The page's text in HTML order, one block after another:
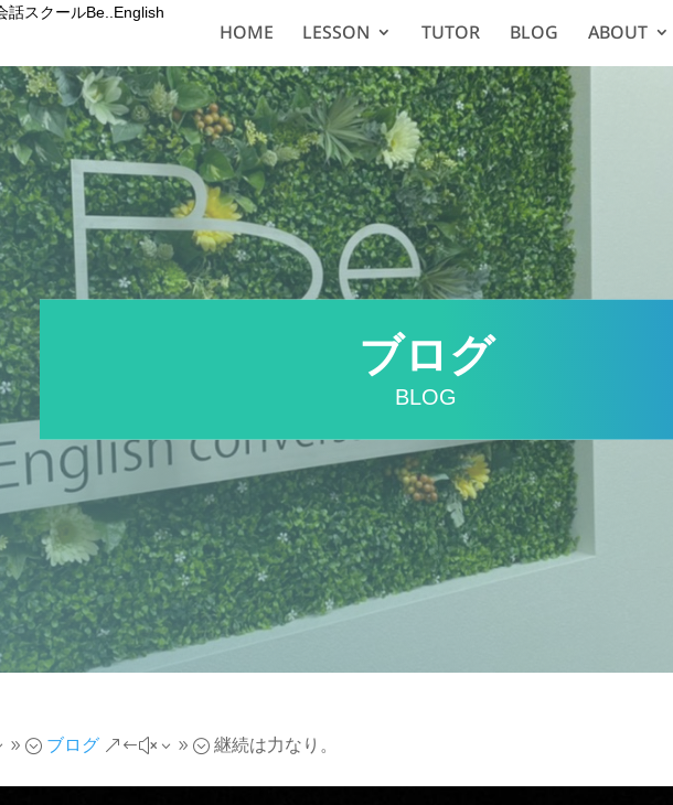
話スクールBe..English
HOME LESSON TUTOR BLOG ABOUT
ブログ
BLOG
ブログ &#x39; 継続は力なり。